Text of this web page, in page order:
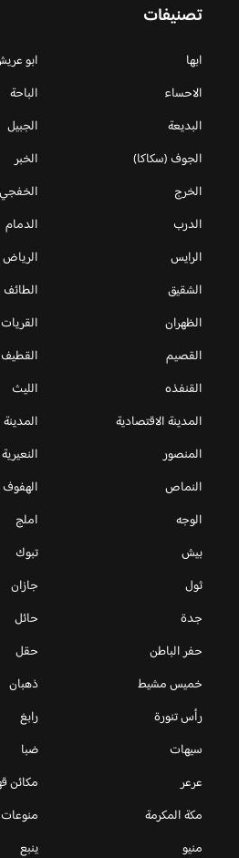
تصنيفات
ابها
ابو
الاحساء
الباحة
البديعة
الجبيل
الجوف (سكاكا)
الخبر
الخرج
الخفجي
الدرب
الدمام
الرايس
الرياض
الشقيق
الطائف
الظهران
القريات
القصيم
القطيف
القنفذه
الليث
المدينة الاقتصادية
المنصور
النعيرية
النماص
الهفوف
الوجه
املج
بيش
تبوك
ثول
جازان
جدة
حائل
حفر الباطن
حقل
خميس مشيط
ذهبان
رأس تنورة
رابغ
سيهات
ضبا
عرعر
مكائن
مكة المكرمة
منوعات
منيو
ينبع